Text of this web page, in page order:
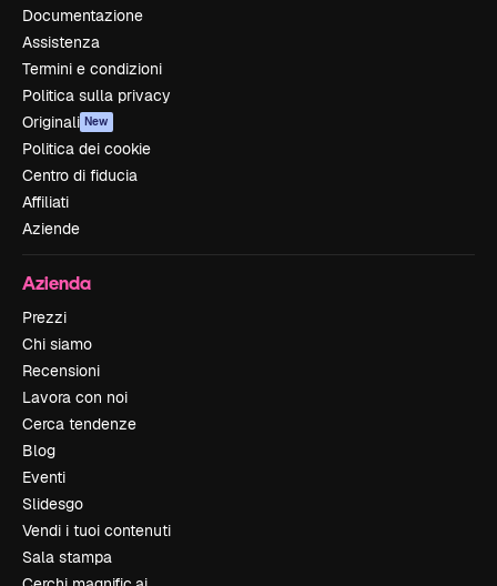
Documentazione
Assistenza
Termini e condizioni
Politica sulla privacy
Originali New
Politica dei cookie
Centro di fiducia
Affiliati
Aziende
Azienda
Prezzi
Chi siamo
Recensioni
Lavora con noi
Cerca tendenze
Blog
Eventi
Slidesgo
Vendi i tuoi contenuti
Sala stampa